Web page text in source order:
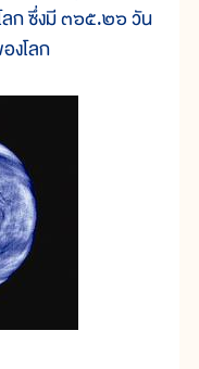
ลก ซึ่งมี ๓๖๕.๒๖ วัน
งโลก